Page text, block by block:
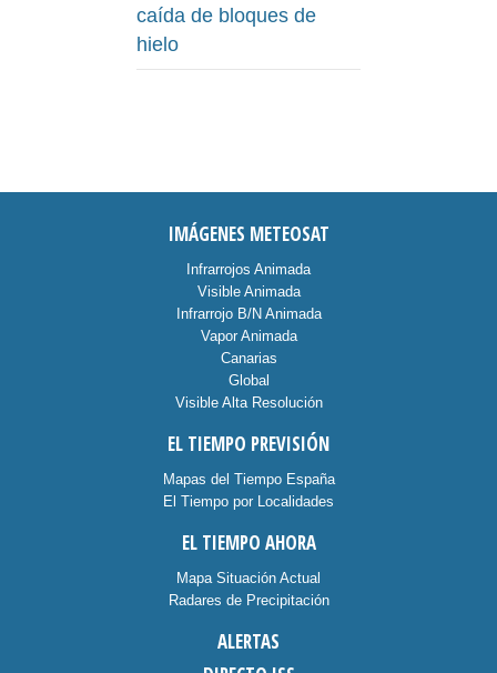
caída de bloques de
hielo
IMÁGENES METEOSAT
Infrarrojos Animada
Visible Animada
Infrarrojo B/N Animada
Vapor Animada
Canarias
Global
Visible Alta Resolución
EL TIEMPO PREVISIÓN
Mapas del Tiempo España
El Tiempo por Localidades
EL TIEMPO AHORA
Mapa Situación Actual
Radares de Precipitación
ALERTAS